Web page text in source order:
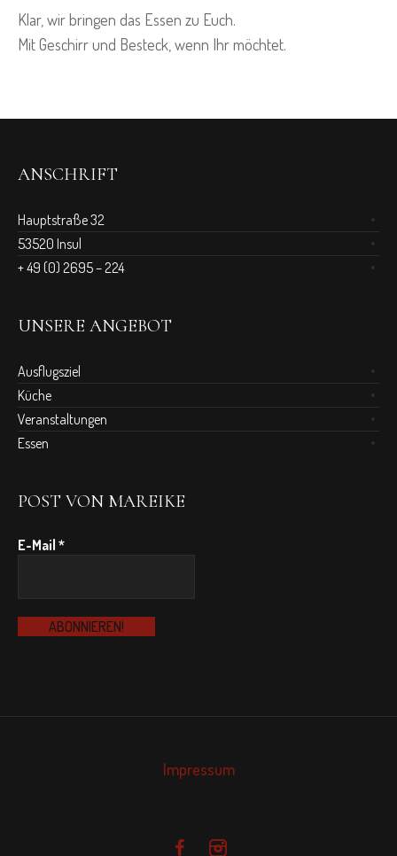
Klar, wir bringen das Essen zu Euch.
Mit Geschirr und Besteck, wenn Ihr möchtet.
ANSCHRIFT
Hauptstraße 32
53520 Insul
+ 49 (0) 2695 – 224
UNSERE ANGEBOT
Ausflugsziel
Küche
Veranstaltungen
Essen
POST VON MAREIKE
E-Mail*
Impressum